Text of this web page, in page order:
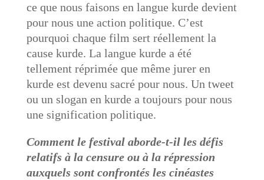
ce que nous faisons en langue kurde devient
pour nous une action politique. C’est
pourquoi chaque film sert réellement la
cause kurde. La langue kurde a été
tellement réprimée que même jurer en
kurde est devenu sacré pour nous. Un tweet
ou un slogan en kurde a toujours pour nous
une signification politique.
Comment le festival aborde-t-il les défis
relatifs à la censure ou à la répression
auxquels sont confrontés les cinéastes